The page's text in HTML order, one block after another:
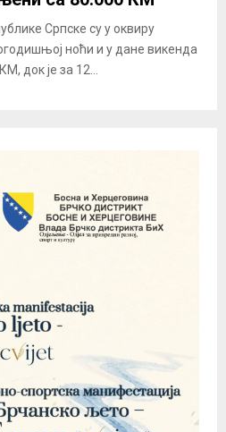
Српске су у оквиру
ноћи и у дане викенда
док је за 12...